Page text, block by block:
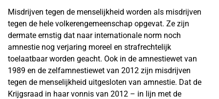
Misdrijven tegen de menselijkheid worden als misdrijven
tegen de hele volkerengemeenschap opgevat. Ze zijn
dermate ernstig dat naar internationale norm noch
amnestie nog verjaring moreel en strafrechtelijk
toelaatbaar worden geacht. Ook in de amnestiewet van
1989 en de zelfamnestiewet van 2012 zijn misdrijven
tegen de menselijkheid uitgesloten van amnestie. Dat de
Krijgsraad in haar vonnis van 2012 – in lijn met de